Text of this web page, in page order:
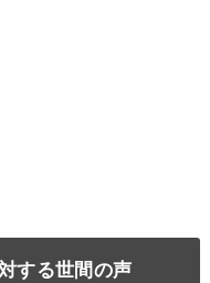
する世間の声